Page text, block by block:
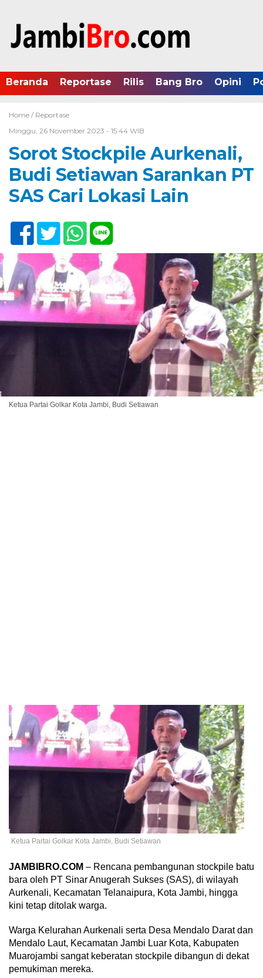
Beranda Reportase Rilis Bang Bro Opini
Home / Reportase
Minggu, 26 November 2023 - 15:44 WIB
Sorot Stockpile Aurkenali,
Budi Setiawan Sarankan PT
SAS Cari Lokasi Lain
Ketua Partai Golkar Kota Jambi, Budi Setiawan
Ketua Partai Golkar Kota Jambi, Budi Setiawan
JAMBIBRO.COM – Rencana pembangunan stockpile batu
bara oleh PT Sinar Anugerah Sukses (SAS), di wilayah
Aurkenali, Kecamatan Telanaipura, Kota Jambi, hingga
kini tetap ditolak warga.
Warga Kelurahan Aurkenali serta Desa Mendalo Darat dan
Mendalo Laut, Kecamatan Jambi Luar Kota, Kabupaten
Muarojambi sangat keberatan stockpile dibangun di dekat
pemukiman mereka.